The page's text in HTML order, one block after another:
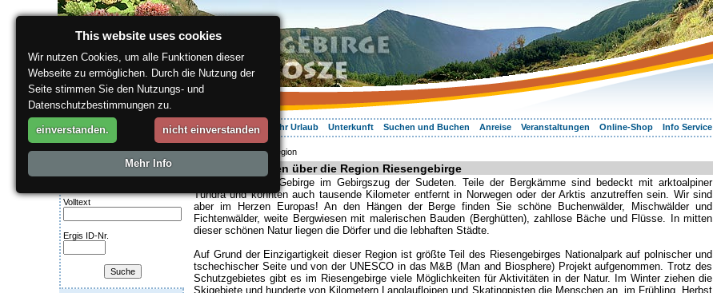
Über die Region Aktiv Erleben Entspannung Ihr Urlaub Unterkunft Suchen und Buchen Anreise Veranstaltungen Online-Shop Info Service
Volltext
Ergis ID-Nr.
ergis.cz> Über die Region
Informationen über die Region Riesengebirge
Ein einzigartiges Gebirge im Gebirgszug der Sudeten. Teile der Bergkämme sind bedeckt mit arktoalpiner
Tundra und könnten auch tausende Kilometer entfernt in Norwegen oder der Arktis anzutreffen sein. Wir sind
aber im Herzen Europas! An den Hängen der Berge finden Sie schöne Buchenwälder, Mischwälder und
Fichtenwälder, weite Bergwiesen mit malerischen Bauden (Berghütten), zahllose Bäche und Flüsse. In mitten
dieser schönen Natur liegen die Dörfer und die lebhaften Städte.
Auf Grund der Einzigartigkeit dieser Region ist größte Teil des Riesengebirges Nationalpark auf polnischer und
tschechischer Seite und von der UNESCO in das M&B (Man and Biosphere) Projekt aufgenommen. Trotz des
Schutzgebietes gibt es im Riesengebirge viele Möglichkeiten für Aktivitäten in der Natur. Im Winter ziehen die
Skigebiete und hunderte von Kilometern Langlaufloipen und Skatingpisten die Menschen an, im Frühling, Herbst
This website uses cookies
Wir nutzen Cookies, um alle Funktionen dieser
Webseite zu ermöglichen. Durch die Nutzung der
Seite stimmen Sie den Nutzungs- und
Datenschutzbestimmungen zu.
einverstanden. nicht einverstanden
Mehr Info